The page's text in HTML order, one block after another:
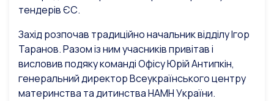
тендерів ЄС.
Захід розпочав традиційно начальник відділу Ігор
Таранов. Разом із ним учасників привітав і
висловив подяку команді Офісу Юрій Антипкін,
генеральний директор Всеукраїнського центру
материнства та дитинства НАМН України.